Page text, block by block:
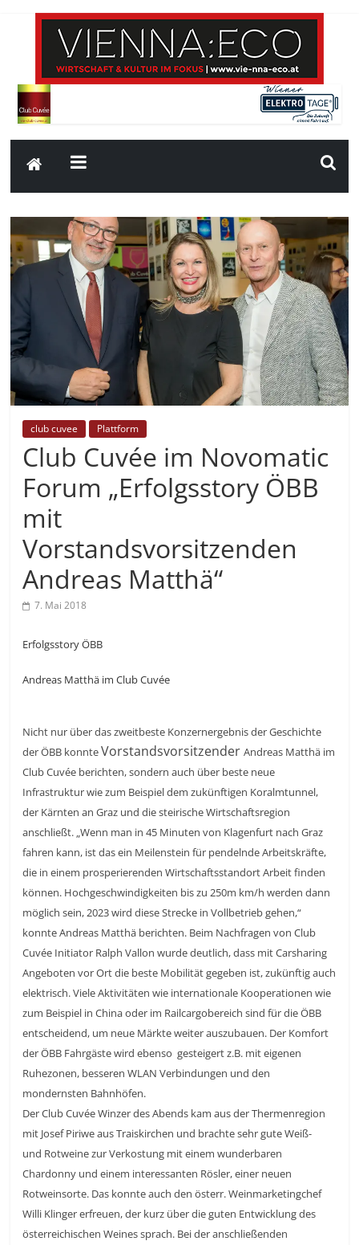
club cuvee Plattform
Club Cuvée im Novomatic
Forum „Erfolgsstory ÖBB
mit
Vorstandsvorsitzenden
Andreas Matthä“
7. Mai 2018
Erfolgsstory ÖBB
Andreas Matthä im Club Cuvée
Nicht nur über das zweitbeste Konzernergebnis der Geschichte
der ÖBB konnteVorstandsvorsitzenderAndreas Matthä im
Club Cuvée berichten, sondern auch über beste neue
Infrastruktur wie zum Beispiel dem zukünftigen Koralmtunnel,
der Kärnten an Graz und die steirische Wirtschaftsregion
anschließt. „Wenn man in 45 Minuten von Klagenfurt nach Graz
fahren kann, ist das ein Meilenstein für pendelnde Arbeitskräfte,
die in einem prosperierenden Wirtschaftsstandort Arbeit finden
können. Hochgeschwindigkeiten bis zu 250m km/h werden dann
möglich sein, 2023 wird diese Strecke in Vollbetrieb gehen,“
konnte Andreas Matthä berichten. Beim Nachfragen von Club
Cuvée Initiator Ralph Vallon wurde deutlich, dass mit Carsharing
Angeboten vor Ort die beste Mobilität gegeben ist, zukünftig auch
elektrisch. Viele Aktivitäten wie internationale Kooperationen wie
zum Beispiel in China oder im Railcargobereich sind für die ÖBB
entscheidend, um neue Märkte weiter auszubauen. Der Komfort
der ÖBB Fahrgäste wird ebenso gesteigert z.B. mit eigenen
Ruhezonen, besseren WLAN Verbindungen und den
mondernsten Bahnhöfen.
Der Club Cuvée Winzer des Abends kam aus der Thermenregion
mit Josef Piriwe aus Traiskirchen und brachte sehr gute Weiß-
und Rotweine zur Verkostung mit einem wunderbaren
Chardonny und einem interessanten Rösler, einer neuen
Rotweinsorte. Das konnte auch den österr. Weinmarketingchef
Willi Klinger erfreuen, der kurz über die guten Entwicklung des
österreichischen Weines sprach. Bei der anschließenden